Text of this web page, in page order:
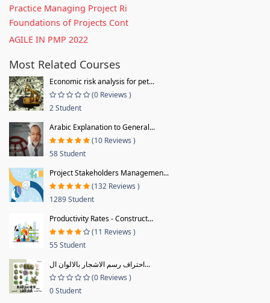
Practice Managing Project Ri
Foundations of Projects Cont
AGILE IN PMP 2022
Most Related Courses
Economic risk analysis for pet...
(0 Reviews )
2 Student
Arabic Explanation to General...
(10 Reviews )
58 Student
Project Stakeholders Managemen...
(132 Reviews )
1289 Student
Productivity Rates - Construct...
(11 Reviews )
55 Student
احتراف رسم الاشجار بالالوان ال...
(0 Reviews )
0 Student